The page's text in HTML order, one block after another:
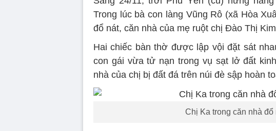
Trong lúc bà con làng Vũng Rô (xã Hòa
đổ nát, căn nhà của mẹ ruột chị Đào Thị
Hai chiếc bàn thờ được lập vội đặt sát
con gái vừa tử nạn trong vụ sạt lở đất
nhà của chị bị đất đá trên núi đè sập hoàn
Chị Ka trong căn nhà